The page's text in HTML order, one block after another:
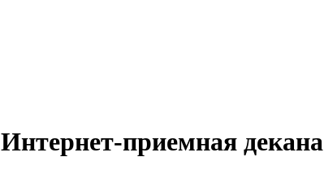
Интернет-приемная декана